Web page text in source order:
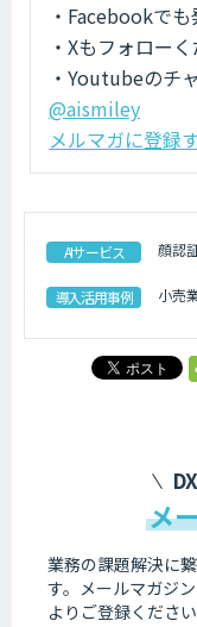
・Facebookで
・Xもフォロー
・Youtubeのチ
@aismiley
メルマガに登録
AIサービス 顔認
導入活用事例 小売
メ
業務の課題解決に
す。 メールマガジ
よりご登録くださ